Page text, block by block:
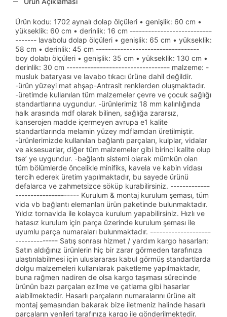
Ürün kodu: 1702 aynalı dolap ölçüleri • genişlik: 60 cm •
yükseklik: 60 cm • derinlik: 16 cm ---------------------------
------- lavabolu dolap ölçüleri • genişlik: 65 cm • yükseklik:
58 cm • derinlik: 45 cm ----------------------------------
boy dolabı ölçüleri • genişlik: 35 cm • yükseklik: 130 cm •
derinlik: 30 cm ---------------------------------- malzeme: -
musluk bataryası ve lavabo tıkacı ürüne dahil değildir.
-ürün yüzeyi mat ahşap-Antrasit renklerden oluşmaktadır.
-üretimde kullanılan tüm malzemeler çevre ve çocuk sağlığı
standartlarına uygundur. -ürünlerimiz 18 mm kalınlığında
halk arasında mdf olarak bilinen, sağlığa zararsız,
kanserojen madde içermeyen avrupa e1 kalite
standartlarında melamin yüzey mdflamdan üretilmiştir.
-ürünlerimizde kullanılan bağlantı parçaları, kulplar, vidalar
ve aksesuarlar, diğer tüm malzemeler gibi birinci kalite olup
tse’ ye uygundur. -bağlantı sistemi olarak mümkün olan
tüm bölümlerde öncelikle minifiks, kavela ve kabin vidası
tercih ederek üretim yapılmaktadır, bu sayede ürünü
defalarca ve zahmetsizce söküp kurabilirsiniz. -------------
--------------------- Kurulum & montaj kurulum şeması, tüm
vida vb bağlantı elemanları ürün paketinde bulunmaktadır.
Yıldız tornavida ile kolayca kurulum yapabilirsiniz. Hızlı ve
hatasız kurulum için parça üzerinde kurulum şeması ile
uyumlu parça numaraları bulunmaktadır. --------------------
-------------- Satış sonrası hizmet / yardım kargo hasarları:
Satın aldığınız ürünlerin hiç bir zarar görmeden tarafınıza
ulaştırılabilmesi için uluslararası kabul görmüş standartlarda
dolgu malzemeleri kullanılarak paketleme yapılmaktadır,
buna rağmen nadiren de olsa kargo taşıması sürecinde
ürünün bazı parçaları ezilme ve çatlama gibi hasarlar
alabilmektedir. Hasarlı parçaların numaralarını ürüne ait
montaj şemasından bakarak bize iletmeniz halinde hasarlı
parçaların yenileri tarafınıza kargo ile gönderilmektedir.